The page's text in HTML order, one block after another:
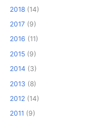
2018 (14)
2017 (9)
2016 (11)
2015 (9)
2014 (3)
2013 (8)
2012 (14)
2011 (9)